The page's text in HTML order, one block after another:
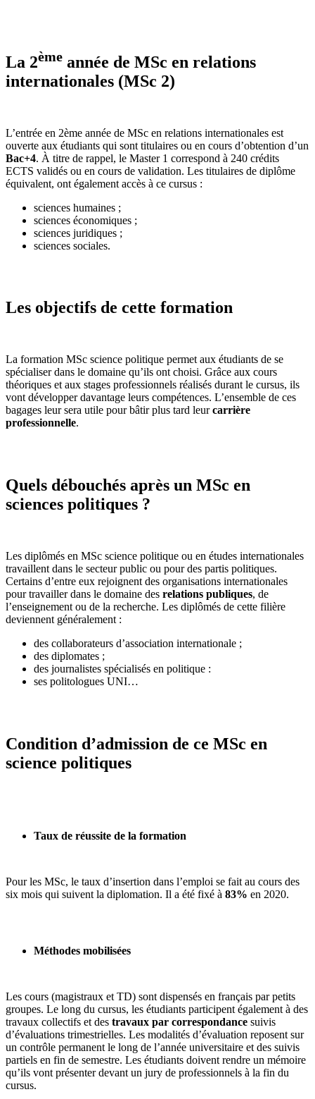
La 2ème année de MSc en relations
internationales (MSc 2)
L’entrée en 2ème année de MSc en relations internationales est
ouverte aux étudiants qui sont titulaires ou en cours d’obtention d’un
Bac+4. À titre de rappel, le Master 1 correspond à 240 crédits
ECTS validés ou en cours de validation. Les titulaires de diplôme
équivalent, ont également accès à ce cursus :
sciences humaines ;
sciences économiques ;
sciences juridiques ;
sciences sociales.
Les objectifs de cette formation
La formation MSc science politique permet aux étudiants de se
spécialiser dans le domaine qu’ils ont choisi. Grâce aux cours
théoriques et aux stages professionnels réalisés durant le cursus, ils
vont développer davantage leurs compétences. L’ensemble de ces
bagages leur sera utile pour bâtir plus tard leurcarrière
professionnelle.
Quels débouchés après un MSc en
sciences politiques ?
Les diplômés en MSc science politique ou en études internationales
travaillent dans le secteur public ou pour des partis politiques.
Certains d’entre eux rejoignent des organisations internationales
pour travailler dans le domaine des relations publiques, de
l’enseignement ou de la recherche. Les diplômés de cette filière
deviennent généralement :
des collaborateurs d’association internationale ;
des diplomates ;
des journalistes spécialisés en politique :
ses politologues UNI…
Condition d’admission de ce MSc en
science politiques
Taux de réussite de la formation
Pour les MSc, le taux d’insertion dans l’emploi se fait au cours des
six mois qui suivent la diplomation. Il a été fixé à 83% en 2020.
Méthodes mobilisées
Les cours (magistraux et TD) sont dispensés en français par petits
groupes. Le long du cursus, les étudiants participent également à des
travaux collectifs et des travaux par correspondance suivis
d’évaluations trimestrielles. Les modalités d’évaluation reposent sur
un contrôle permanent le long de l’année universitaire et des suivis
partiels en fin de semestre. Les étudiants doivent rendre un mémoire
qu’ils vont présenter devant un jury de professionnels à la fin du
cursus.